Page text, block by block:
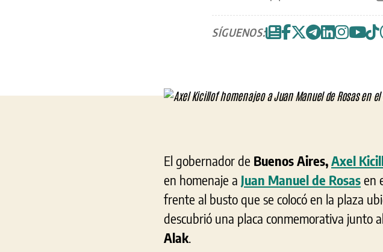
la
entrada
SÍGUENOS:
El gobernador de Buenos Aires,Axel
en homenaje a Juan Manuel de Rosasen
frente al busto que se colocó en la plaza
descubrió una placa conmemorativa junto
Alak.